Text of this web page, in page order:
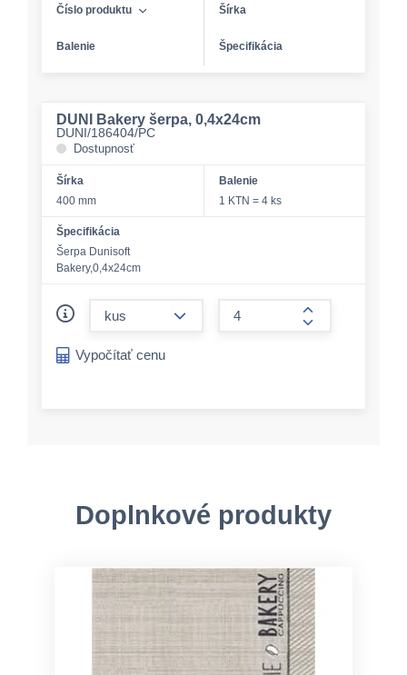
Číslo produktu Šírka
Balenie Špecifikácia
DUNI Bakery šerpa, 0,4x24cm
DUNI/186404/PC
Dostupnosť
Šírka
400 mm
Balenie
1 KTN = 4 ks
Špecifikácia
Šerpa Dunisoft
Bakery,0,4x24cm
form.increase-
Vypočítať cenu
Doplnkové produkty